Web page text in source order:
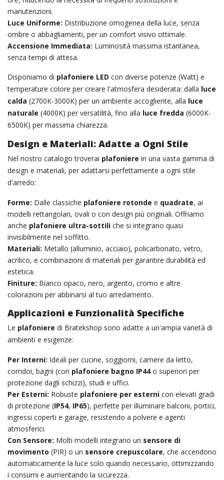
manutenzioni.
Luce Uniforme: Distribuzione omogenea della luce, senza
ombre o abbagliamenti, per un comfort visivo ottimale.
Accensione Immediata: Luminosità massima istantanea,
senza tempi di attesa.
Disponiamo di plafoniere LED con diverse potenze (Watt) e
temperature colore per creare l'atmosfera desiderata: dalla luce
calda (2700K-3000K) per un ambiente accogliente, alla luce
naturale (4000K) per versatilità, fino alla luce fredda (6000K-
6500K) per massima chiarezza.
Design e Materiali: Adatte a Ogni Stile
Nel nostro catalogo troverai plafoniere in una vasta gamma di
design e materiali, per adattarsi perfettamente a ogni stile
d'arredo:
Forme: Dalle classiche plafoniere rotonde e quadrate, ai
modelli rettangolari, ovali o con design più originali. Offriamo
anche plafoniere ultra-sottili che si integrano quasi
invisibilmente nel soffitto.
Materiali: Metallo (alluminio, acciaio), policarbonato, vetro,
acrilico, e combinazioni di materiali per garantire durabilità ed
estetica.
Finiture: Bianco opaco, nero, argento, cromo e altre
colorazioni per abbinarsi al tuo arredamento.
Applicazioni e Funzionalità Specifiche
Le plafoniere di Bratekshop sono adatte a un'ampia varietà di
ambienti e esigenze:
Per Interni: Ideali per cucine, soggiorni, camere da letto,
corridoi, bagni (con plafoniere bagno IP44o superiori per
protezione dagli schizzi), studi e uffici.
Per Esterni: Robuste plafoniere per esterni con elevati gradi
di protezione (IP54, IP65), perfette per illuminare balconi, portici,
ingressi coperti e garage, resistendo a polvere e agenti
atmosferici.
Con Sensore: Molti modelli integrano un sensore di
movimento (PIR) o un sensore crepuscolare, che accendono
automaticamente la luce solo quando necessario, ottimizzando
i consumi e aumentando la sicurezza.